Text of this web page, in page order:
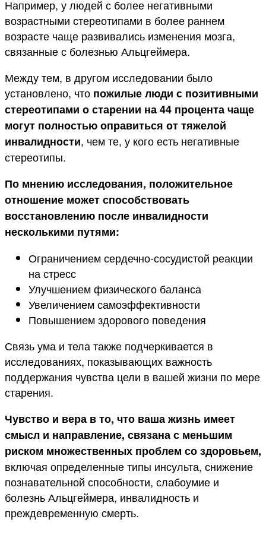
Например, у людей с более негативными
возрастными стереотипами в более раннем
возрасте чаще развивались изменения мозга,
связанные с болезнью Альцгеймера.
Между тем, в другом исследовании было
установлено, что пожилые люди с позитивными
стереотипами о старении на 44 процента чаще
могут полностью оправиться от тяжелой
инвалидности, чем те, у кого есть негативные
стереотипы.
По мнению исследования, положительное
отношение может способствовать
восстановлению после инвалидности
несколькими путями:
Ограничением сердечно-сосудистой реакции
на стресс
Улучшением физического баланса
Увеличением самоэффективности
Повышением здорового поведения
Связь ума и тела также подчеркивается в
исследованиях, показывающих важность
поддержания чувства цели в вашей жизни по мере
старения.
Чувство и вера в то, что ваша жизнь имеет
смысл и направление, связана с меньшим
риском множественных проблем со здоровьем,
включая определенные типы инсульта, снижение
познавательной способности, слабоумие и
болезнь Альцгеймера, инвалидность и
преждевременную смерть.